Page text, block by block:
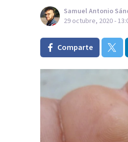
Samuel Antonio
29 octubre, 2020 -
Comparte